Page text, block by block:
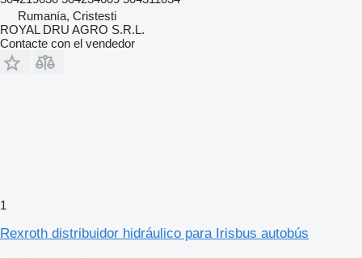
Rumanía, Cristesti
ROYAL DRU AGRO S.R.L.
Contacte con el vendedor
1
Rexroth distribuidor hidráulico para Irisbus autobús